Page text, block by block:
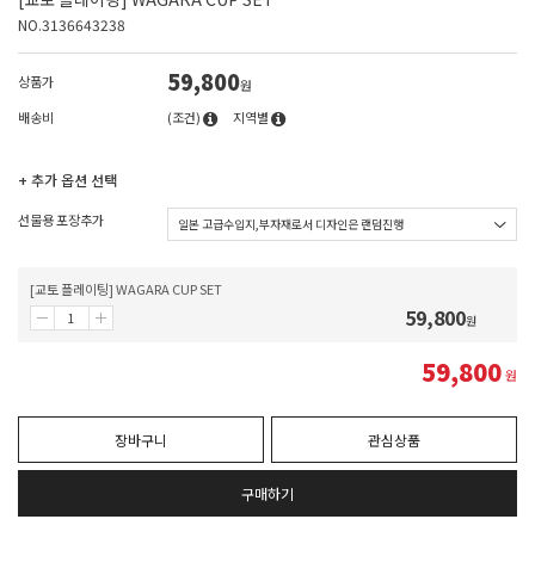
NO.3136643238
상품가 59,800원
배송비
(조건) 지역별
+ 추가 옵션 선택
선물용 포장추가
[교토 플레이팅] WAGARA CUP SET
59,800원
59,800원
장바구니 관심상품
구매하기